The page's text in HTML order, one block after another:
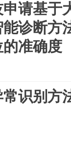
请基于
诊断方
准确度
识别方